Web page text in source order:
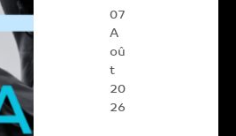
07
A
oû
t
20
26